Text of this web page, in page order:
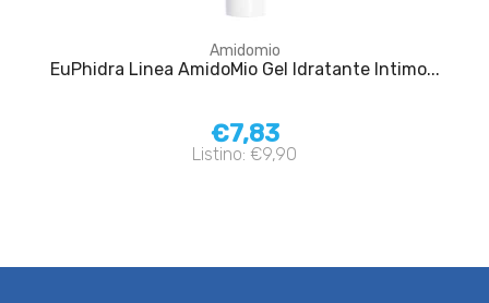
Amidomio
EuPhidra Linea AmidoMio Gel Idratante Intimo...
€7,83
Listino: €9,90